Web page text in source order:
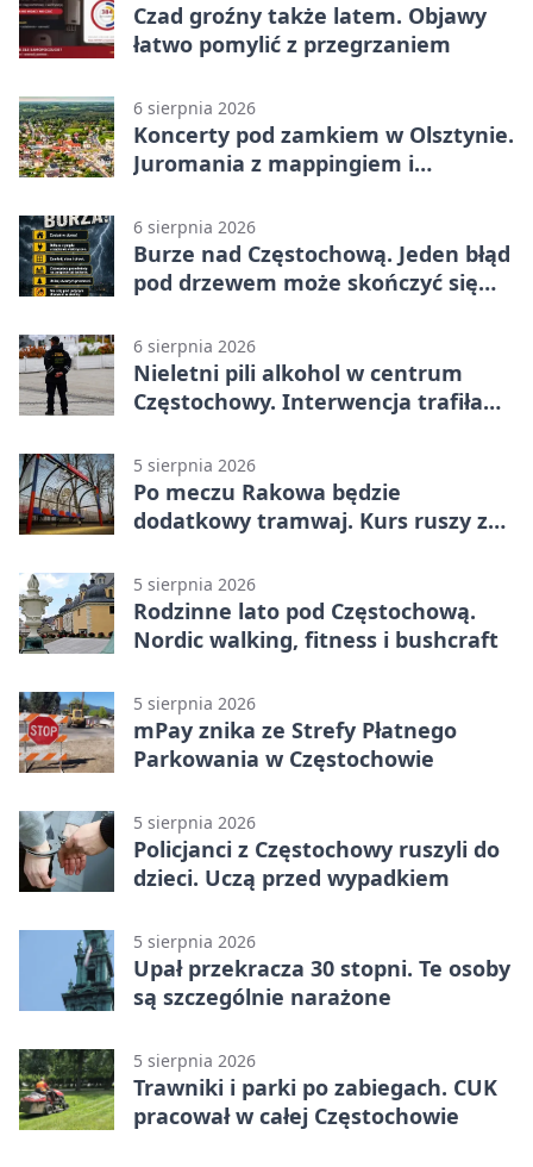
Czad groźny także latem. Objawy
łatwo pomylić z przegrzaniem
6 sierpnia 2026
Koncerty pod zamkiem w Olsztynie.
Juromania z mappingiem i
6 sierpnia 2026
Burze nad Częstochową. Jeden błąd
pod drzewem może skończyć się
6 sierpnia 2026
Nieletni pili alkohol w centrum
Częstochowy. Interwencja trafiła
5 sierpnia 2026
Po meczu Rakowa będzie
dodatkowy tramwaj. Kurs ruszy ze
5 sierpnia 2026
Rodzinne lato pod Częstochową.
Nordic walking, fitness i bushcraft
5 sierpnia 2026
mPay znika ze Strefy Płatnego
Parkowania w Częstochowie
5 sierpnia 2026
Policjanci z Częstochowy ruszyli do
dzieci. Uczą przed wypadkiem
5 sierpnia 2026
Upał przekracza 30 stopni. Te osoby
są szczególnie narażone
5 sierpnia 2026
Trawniki i parki po zabiegach. CUK
pracował w całej Częstochowie